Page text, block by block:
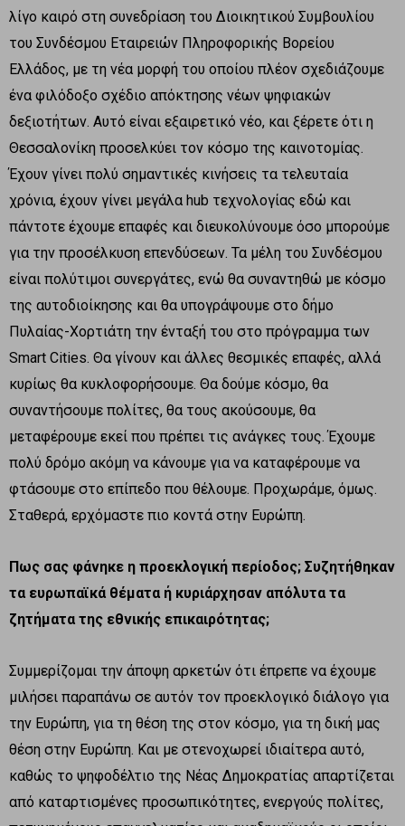
λίγο καιρό στη συνεδρίαση του Διοικητικού Συμβουλίου
του Συνδέσμου Εταιρειών Πληροφορικής Βορείου
Ελλάδος, με τη νέα μορφή του οποίου πλέον σχεδιάζουμε
ένα φιλόδοξο σχέδιο απόκτησης νέων ψηφιακών
δεξιοτήτων. Αυτό είναι εξαιρετικό νέο, και ξέρετε ότι η
Θεσσαλονίκη προσελκύει τον κόσμο της καινοτομίας.
Έχουν γίνει πολύ σημαντικές κινήσεις τα τελευταία
χρόνια, έχουν γίνει μεγάλα hub τεχνολογίας εδώ και
πάντοτε έχουμε επαφές και διευκολύνουμε όσο μπορούμε
για την προσέλκυση επενδύσεων. Τα μέλη του Συνδέσμου
είναι πολύτιμοι συνεργάτες, ενώ θα συναντηθώ με κόσμο
της αυτοδιοίκησης και θα υπογράψουμε στο δήμο
Πυλαίας-Χορτιάτη την ένταξή του στο πρόγραμμα των
Smart Cities. Θα γίνουν και άλλες θεσμικές επαφές, αλλά
κυρίως θα κυκλοφορήσουμε. Θα δούμε κόσμο, θα
συναντήσουμε πολίτες, θα τους ακούσουμε, θα
μεταφέρουμε εκεί που πρέπει τις ανάγκες τους. Έχουμε
πολύ δρόμο ακόμη να κάνουμε για να καταφέρουμε να
φτάσουμε στο επίπεδο που θέλουμε. Προχωράμε, όμως.
Σταθερά, ερχόμαστε πιο κοντά στην Ευρώπη.
Πως σας φάνηκε η προεκλογική περίοδος; Συζητήθηκαν
τα ευρωπαϊκά θέματα ή κυριάρχησαν απόλυτα τα
ζητήματα της εθνικής επικαιρότητας;
Συμμερίζομαι την άποψη αρκετών ότι έπρεπε να έχουμε
μιλήσει παραπάνω σε αυτόν τον προεκλογικό διάλογο για
την Ευρώπη, για τη θέση της στον κόσμο, για τη δική μας
θέση στην Ευρώπη. Και με στενοχωρεί ιδιαίτερα αυτό,
καθώς το ψηφοδέλτιο της Νέας Δημοκρατίας απαρτίζεται
από καταρτισμένες προσωπικότητες, ενεργούς πολίτες,